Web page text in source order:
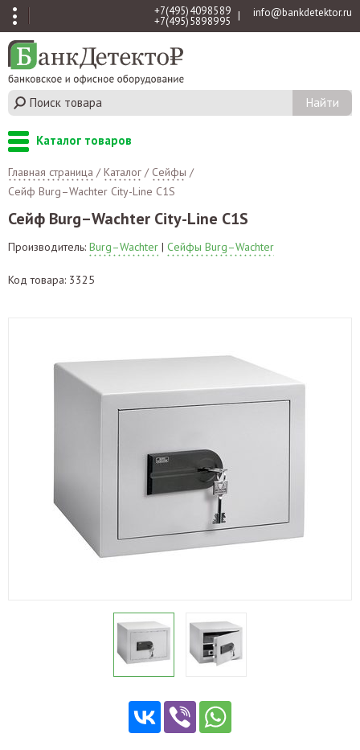
+7 (495) 409 85 89
+7 (495) 589 89 95 | info@bankdetektor.ru
Каталог товаров
Главная страница /Каталог / Сейфы /
Сейф Burg–Wachter City-Line C1S
Сейф Burg–Wachter City-Line C1S
Производитель: Burg–Wachter | Сейфы Burg–Wachter
Код товара: 3325